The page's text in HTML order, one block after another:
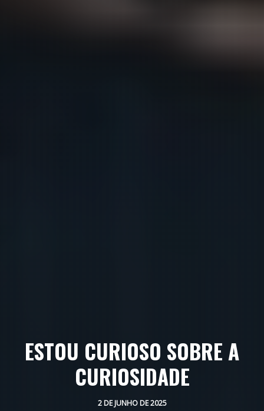
ESTOU CURIOSO SOBRE A
CURIOSIDADE
2 DE JUNHO DE 2025